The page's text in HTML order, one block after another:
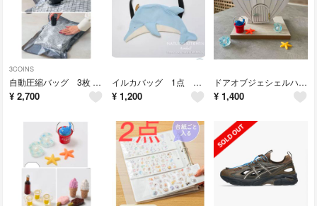
3COINS
自動圧縮バッグ 3枚 自動圧縮機 1点 スリーコインズ 旅行 圧縮
¥ 2,700
イルカバッグ 1点 ナチュラルキッチン いるか 夏休み ショルダーバッグ 子供
¥ 1,200
ドアオブジェシェルハウス オブジェセット ナチュラルキッチン ミニチュア 夏
¥ 1,400